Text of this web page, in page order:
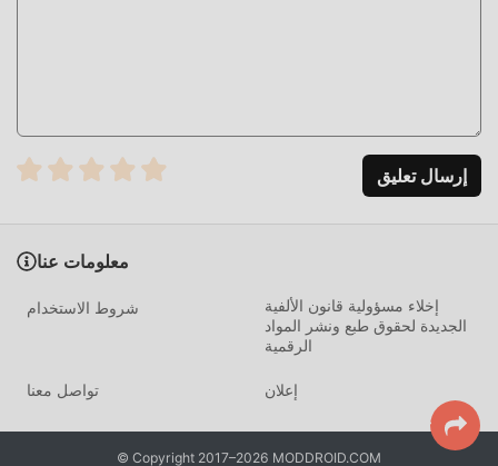
إرسال تعليق
معلومات عنا
شروط الاستخدام
إخلاء مسؤولية قانون الألفية
الجديدة لحقوق طبع ونشر المواد
الرقمية
تواصل معنا إعلان
© Copyright 2017–2026 MODDROID.COM